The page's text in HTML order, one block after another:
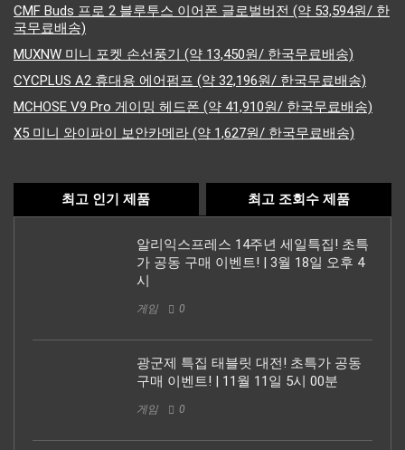
CMF Buds 프로 2 블루투스 이어폰 글로벌버전 (약 53,594원/ 한
국무료배송)
MUXNW 미니 포켓 손선풍기 (약 13,450원/ 한국무료배송)
CYCPLUS A2 휴대용 에어펌프 (약 32,196원/ 한국무료배송)
MCHOSE V9 Pro 게이밍 헤드폰 (약 41,910원/ 한국무료배송)
X5 미니 와이파이 보안카메라 (약 1,627원/ 한국무료배송)
최고 인기 제품 최고 조회수 제품
알리익스프레스 14주년 세일특집! 초특
가 공동 구매 이벤트! | 3월 18일 오후 4
시
게임 0
광군제 특집 태블릿 대전! 초특가 공동
구매 이벤트! | 11월 11일 5시 00분
게임 0